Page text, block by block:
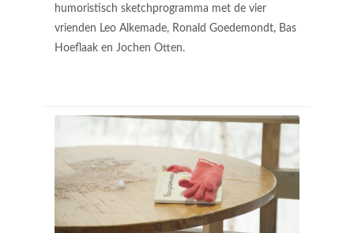
humoristisch sketchprogramma met de vier
vrienden Leo Alkemade, Ronald Goedemondt, Bas
Hoeflaak en Jochen Otten.